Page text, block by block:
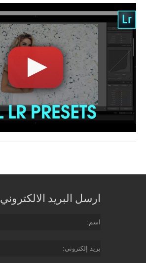
ارسل البريد الالكتروني
اسم
بريد إلكتروني